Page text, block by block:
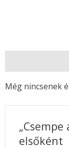
Még nincsenek
elsőként